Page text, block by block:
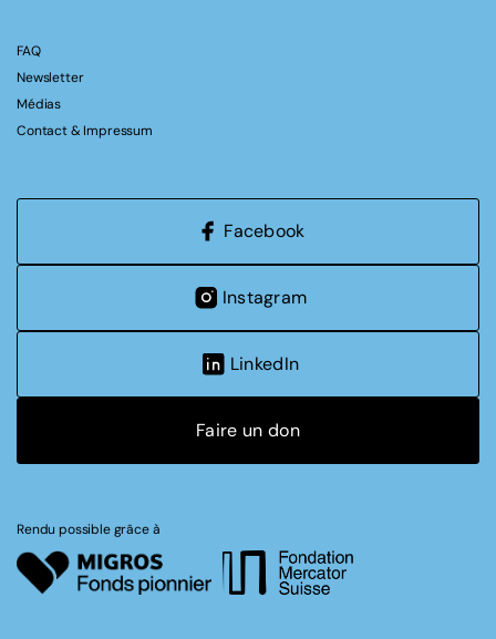
FAQ
Newsletter
Médias
Contact & Impressum
Facebook
Instagram
LinkedIn
Faire un don
Rendu possible grâce à